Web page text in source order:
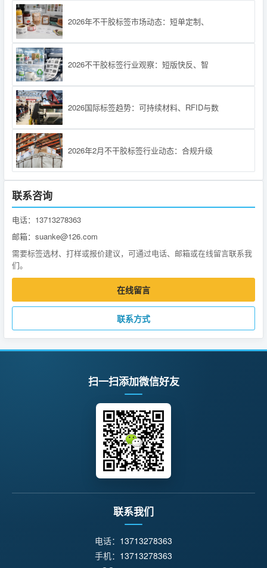
2026年不干胶标签市场动态：短单定制、
2026不干胶标签行业观察：短版快反、智
2026国际标签趋势：可持续材料、RFID与数
2026年2月不干胶标签行业动态：合规升级
联系咨询
电话：13713278363
邮箱：suanke@126.com
需要标签选材、打样或报价建议，可通过电话、邮箱或在线留言联系我
们。
在线留言
联系方式
扫一扫添加微信好友
联系我们
电话： 13713278363
手机： 13713278363